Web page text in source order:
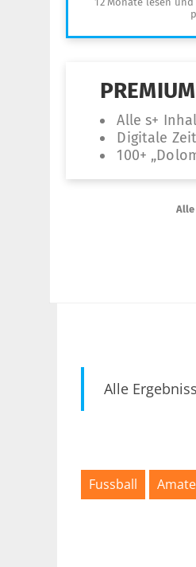
Alle
Fussball